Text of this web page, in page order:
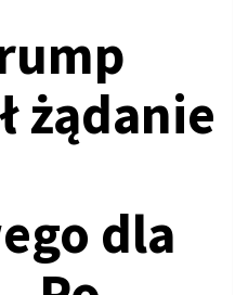
żądanie
dla